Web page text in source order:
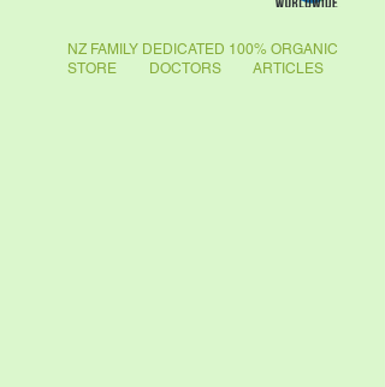
NZ FAMILY DEDICATED 100% ORGANIC
STORE DOCTORS ARTICLES